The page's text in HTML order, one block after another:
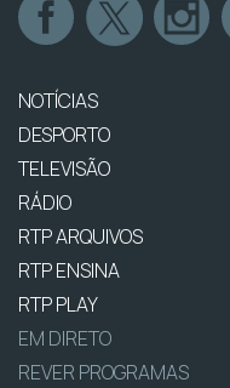
NOTÍCIAS
DESPORTO
TELEVISÃO
RÁDIO
RTP ARQUIVOS
RTP ENSINA
RTP PLAY
EM DIRETO
REVER PROGRAMAS